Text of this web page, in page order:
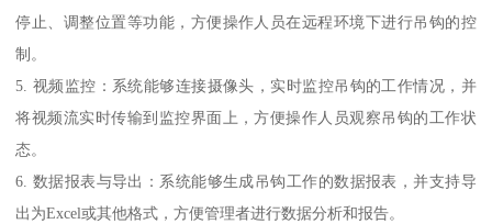
停止、调整位置等功能，方便操作人员在远程环境下进行吊钩的控
制。
5. 视频监控：系统能够连接摄像头，实时监控吊钩的工作情况，并
将视频流实时传输到监控界面上，方便操作人员观察吊钩的工作状
态。
6. 数据报表与导出：系统能够生成吊钩工作的数据报表，并支持导
出为Excel或其他格式，方便管理者进行数据分析和报告。